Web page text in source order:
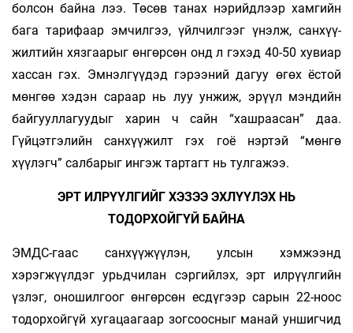
болсон байна лээ. Төсөв танах нэрийдлээр хамгийн
бага тарифаар эмчилгээ, үйлчилгээг үнэлж, санхүү­
жилтийн хязгаарыг өнгөрсөн онд л гэхэд 40-50 хувиар
хассан гэх. Эмнэлгүүдэд гэрээний дагуу өгөх ёстой
мөнгөө хэдэн сараар нь луу унжиж, эрүүл мэндийн
байгууллагуудыг харин ч сайн “хашраасан” даа.
Гүйцэтгэлийн санхүүжилт гэх гоё нэртэй “мөнгө
хүүлэгч” салбарыг ингэж тартагт нь тулгажээ.
ЭРТ ИЛРҮҮЛГИЙГ ХЭЗЭЭ ЭХЛҮҮЛЭХ НЬ
ТОДОРХОЙГҮЙ БАЙНА
ЭМДС-гаас санхүүжүүлэн, улсын хэмжээнд
хэрэгжүүлдэг урьдчилан сэргийлэх, эрт илрүүлгийн
үзлэг, оношилгоог өнгөрсөн есдүгээр сарын 22-ноос
тодорхойгүй хугацаагаар зогсоосныг манай уншигчид